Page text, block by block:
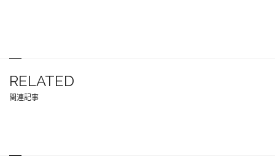
RELATED
関連記事